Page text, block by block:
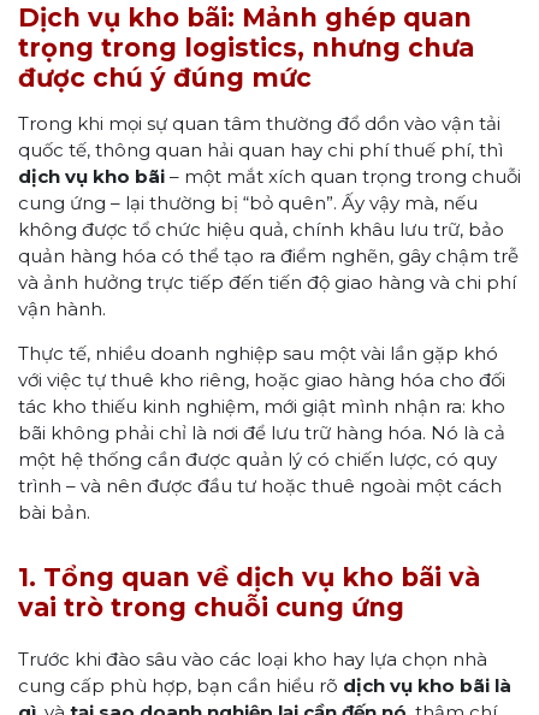
Dịch vụ kho bãi: Mảnh ghép quan
trọng trong logistics, nhưng chưa
được chú ý đúng mức
Trong khi mọi sự quan tâm thường đổ dồn vào vận tải
quốc tế, thông quan hải quan hay chi phí thuế phí, thì
dịch vụ kho bãi – một mắt xích quan trọng trong chuỗi
cung ứng – lại thường bị “bỏ quên”. Ấy vậy mà, nếu
không được tổ chức hiệu quả, chính khâu lưu trữ, bảo
quản hàng hóa có thể tạo ra điểm nghẽn, gây chậm trễ
và ảnh hưởng trực tiếp đến tiến độ giao hàng và chi phí
vận hành.
Thực tế, nhiều doanh nghiệp sau một vài lần gặp khó
với việc tự thuê kho riêng, hoặc giao hàng hóa cho đối
tác kho thiếu kinh nghiệm, mới giật mình nhận ra: kho
bãi không phải chỉ là nơi để lưu trữ hàng hóa. Nó là cả
một hệ thống cần được quản lý có chiến lược, có quy
trình – và nên được đầu tư hoặc thuê ngoài một cách
bài bản.
1. Tổng quan về dịch vụ kho bãi và
vai trò trong chuỗi cung ứng
Trước khi đào sâu vào các loại kho hay lựa chọn nhà
cung cấp phù hợp, bạn cần hiểu rõ dịch vụ kho bãi là